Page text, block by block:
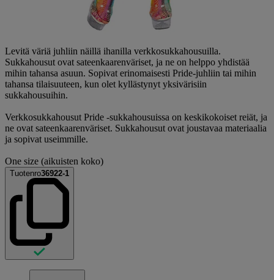
Levitä väriä juhliin näillä ihanilla verkkosukkahousuilla.
Sukkahousut ovat sateenkaarenväriset, ja ne on helppo yhdistää
mihin tahansa asuun. Sopivat erinomaisesti Pride-juhliin tai mihin
tahansa tilaisuuteen, kun olet kyllästynyt yksivärisiin
sukkahousuihin.
Verkkosukkahousut Pride -sukkahousuissa on keskikokoiset reiät, ja
ne ovat sateenkaarenväriset. Sukkahousut ovat joustavaa materiaalia
ja sopivat useimmille.
One size (aikuisten koko)
Tuotenro36922-1